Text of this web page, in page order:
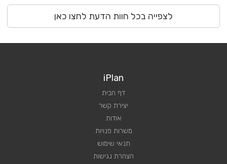
לצפייה בכל חוות הדעת לחצו כאן
iPlan
דף הבית
יצירת קשר
אודות
משרות פנויות
תנאי שימוש
הצהרת נגישות